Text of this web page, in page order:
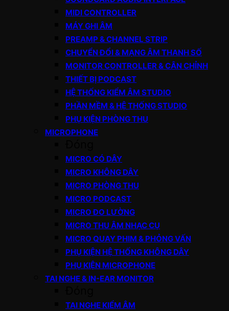
MIDI CONTROLLER
MÁY GHI ÂM
PREAMP & CHANNEL STRIP
CHUYỂN ĐỔI & MẠNG ÂM THANH SỐ
MONITOR CONTROLLER & CÂN CHỈNH
THIẾT BỊ PODCAST
HỆ THỐNG KIỂM ÂM STUDIO
PHẦN MỀM & HỆ THỐNG STUDIO
PHỤ KIỆN PHÒNG THU
MICROPHONE
MICRO CÓ DÂY
MICRO KHÔNG DÂY
MICRO PHÒNG THU
MICRO PODCAST
MICRO ĐO LƯỜNG
MICRO THU ÂM NHẠC CỤ
MICRO QUAY PHIM & PHỎNG VẤN
PHỤ KIỆN HỆ THỐNG KHÔNG DÂY
PHỤ KIỆN MICROPHONE
TAI NGHE & IN-EAR MONITOR
TAI NGHE KIỂM ÂM